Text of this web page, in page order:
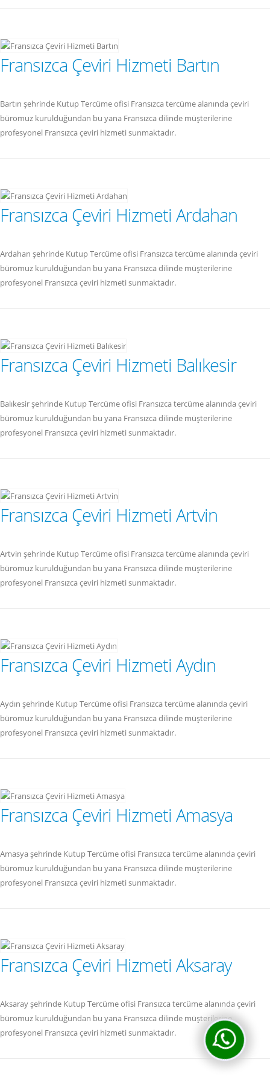
Fransızca Çeviri Hizmeti Bartın
Bartın şehrinde Kutup Tercüme ofisi Fransızca tercüme alanında çeviri
büromuz kurulduğundan bu yana Fransızca dilinde müşterilerine
profesyonel Fransızca çeviri hizmeti sunmaktadır.
Fransızca Çeviri Hizmeti Ardahan
Ardahan şehrinde Kutup Tercüme ofisi Fransızca tercüme alanında çeviri
büromuz kurulduğundan bu yana Fransızca dilinde müşterilerine
profesyonel Fransızca çeviri hizmeti sunmaktadır.
Fransızca Çeviri Hizmeti Balıkesir
Balıkesir şehrinde Kutup Tercüme ofisi Fransızca tercüme alanında çeviri
büromuz kurulduğundan bu yana Fransızca dilinde müşterilerine
profesyonel Fransızca çeviri hizmeti sunmaktadır.
Fransızca Çeviri Hizmeti Artvin
Artvin şehrinde Kutup Tercüme ofisi Fransızca tercüme alanında çeviri
büromuz kurulduğundan bu yana Fransızca dilinde müşterilerine
profesyonel Fransızca çeviri hizmeti sunmaktadır.
Fransızca Çeviri Hizmeti Aydın
Aydın şehrinde Kutup Tercüme ofisi Fransızca tercüme alanında çeviri
büromuz kurulduğundan bu yana Fransızca dilinde müşterilerine
profesyonel Fransızca çeviri hizmeti sunmaktadır.
Fransızca Çeviri Hizmeti Amasya
Amasya şehrinde Kutup Tercüme ofisi Fransızca tercüme alanında çeviri
büromuz kurulduğundan bu yana Fransızca dilinde müşterilerine
profesyonel Fransızca çeviri hizmeti sunmaktadır.
Fransızca Çeviri Hizmeti Aksaray
Aksaray şehrinde Kutup Tercüme ofisi Fransızca tercüme alanında çeviri
büromuz kurulduğundan bu yana Fransızca dilinde müşterilerine
profesyonel Fransızca çeviri hizmeti sunmaktadır.